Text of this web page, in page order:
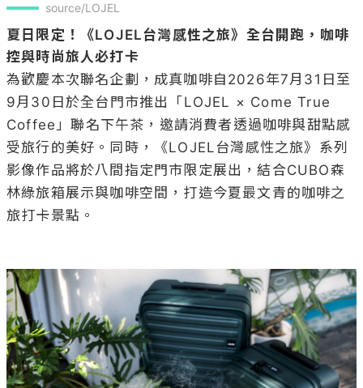
source/LOJEL
夏日限定！《LOJEL台灣感性之旅》全台開跑，咖啡
控與時尚旅人必打卡
為歡慶本次聯名企劃，成真咖啡自2026年7月31日至
9月30日於全台門市推出「LOJEL × Come True
Coffee」聯名下午茶，邀請消費者透過咖啡與甜點感
受旅行的美好。同時，《LOJEL台灣感性之旅》系列
影像作品將於八間指定門市限定展出，結合CUBO森
林綠旅箱展示與咖啡空間，打造今夏最文青的咖啡之
旅打卡景點。